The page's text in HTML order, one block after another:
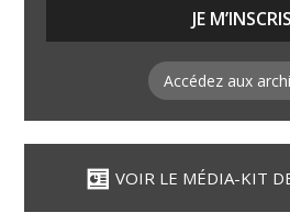
Accédez aux
VOIR LE MÉDIA-KIT